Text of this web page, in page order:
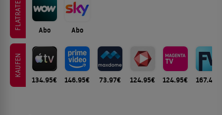
FLATRATE Abo Abo
KAUFEN
134.95€ 146.95€ 73.97€ 124.95€ 124.95€ 167.44€